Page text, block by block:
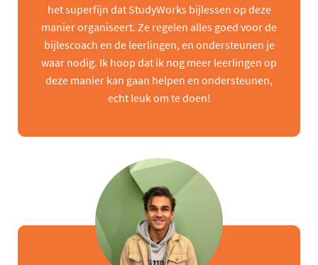
het superfijn dat StudyWorks bijlessen op deze
manier organiseert. Ze regelen alles goed voor de
bijlescoach en de leerlingen, en ondersteunen je
waar nodig. Ik hoop dat ik nog meer leerlingen op
deze manier kan gaan helpen en ondersteunen,
echt leuk om te doen!